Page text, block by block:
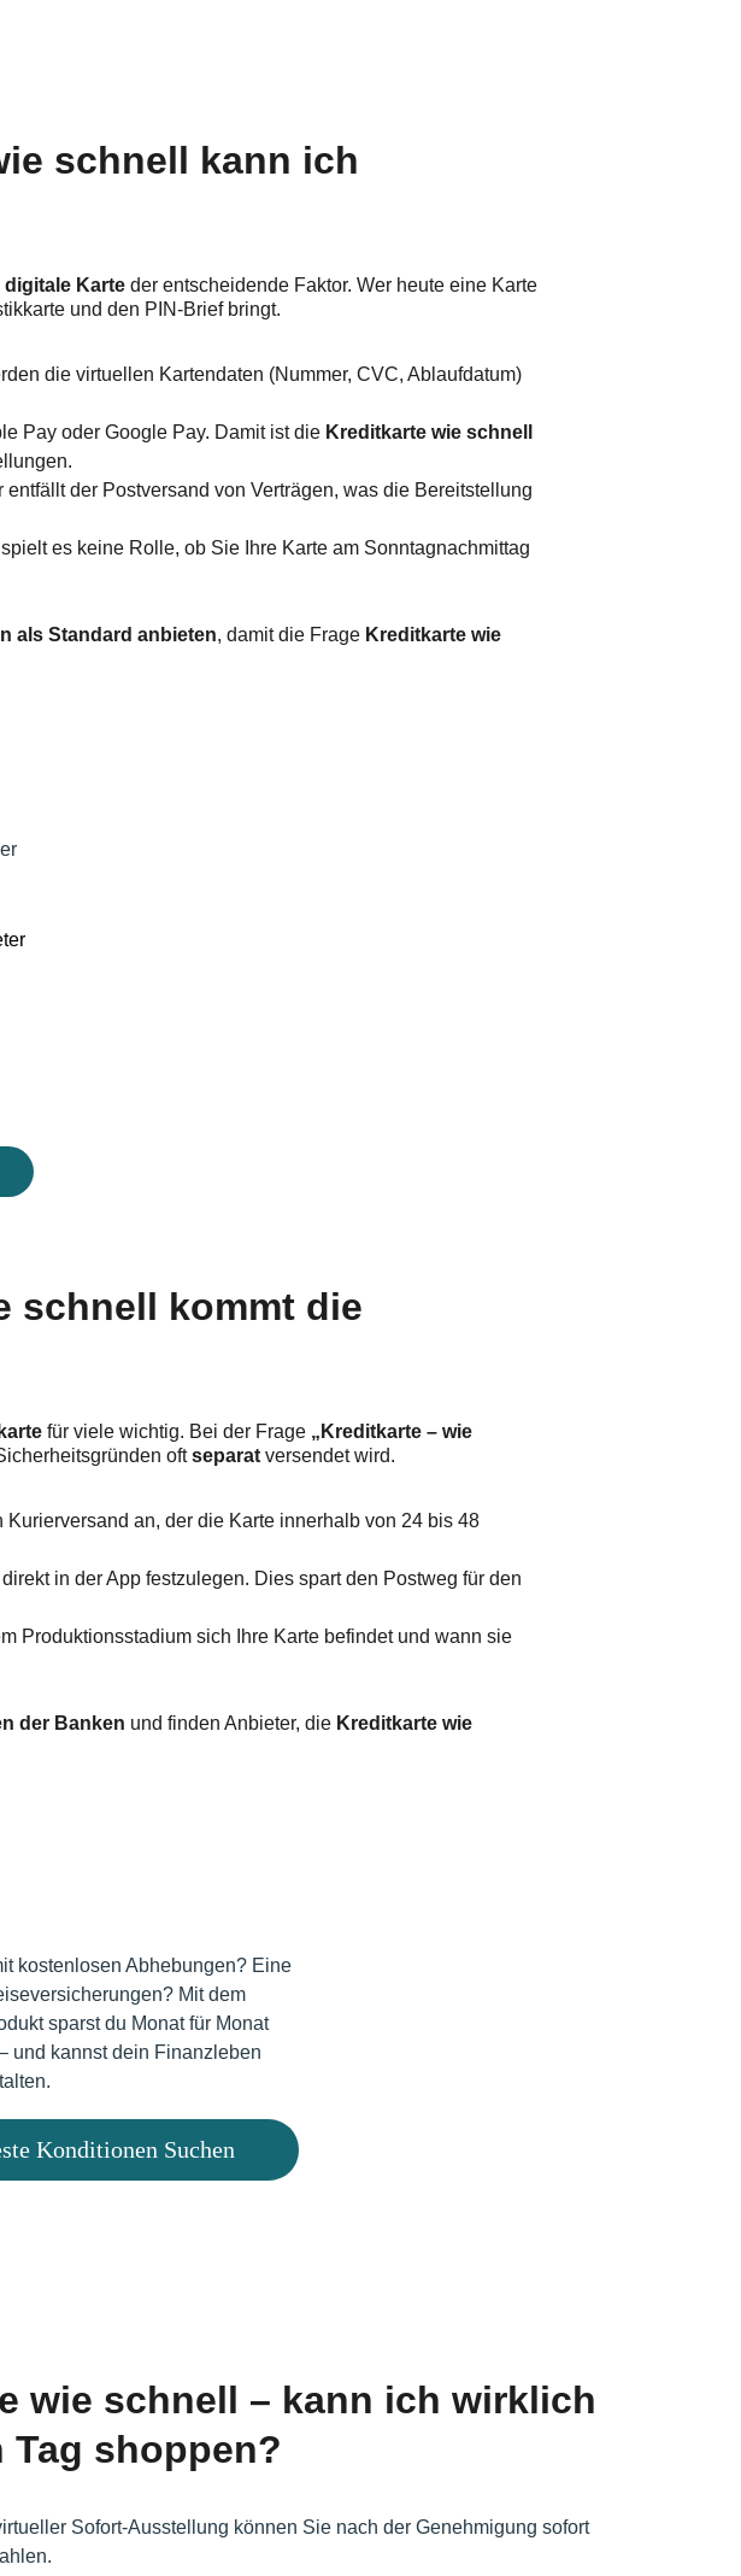
schnell kann ich
digitale Karte der entscheidende Faktor. Wer heute eine Karte
und den PIN-Brief bringt.
die virtuellen Kartendaten (Nummer, CVC, Ablaufdatum)
Pay oder Google Pay. Damit ist die Kreditkarte wie schnell
der Postversand von Verträgen, was die Bereitstellung
es keine Rolle, ob Sie Ihre Karte am Sonntagnachmittag
als Standard anbieten, damit die Frage Kreditkarte wie
schnell kommt die
für viele wichtig. Bei der Frage „Kreditkarte – wie
oft separat versendet wird.
an, der die Karte innerhalb von 24 bis 48
in der App festzulegen. Dies spart den Postweg für den
Produktionsstadium sich Ihre Karte befindet und wann sie
der Banken und finden Anbieter, die Kreditkarte wie
kostenlosen Abhebungen? Eine
Mit dem
sparst du Monat für Monat
und kannst dein Finanzleben
Konditionen Suchen
wie schnell – kann ich wirklich
Tag shoppen?
Sofort-Ausstellung können Sie nach der Genehmigung sofort